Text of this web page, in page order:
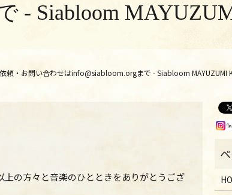
- Siabloom
頼・お問い合わせはinfo@siabloom.orgまで - Siabloom MAYUZUMI
の方々と音楽のひとときをありがとうござ